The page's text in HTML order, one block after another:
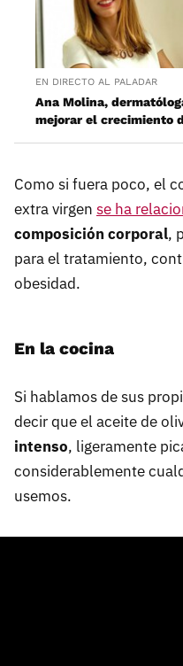
EN DIRECTO AL PALADAR
Ana Molina,
mejorar el crecimiento
Como si fuera poco, el
extra virgen se ha
composición corporal,
para el tratamiento,
obesidad.
En la cocina
Si hablamos de sus
decir que el aceite de
intenso, ligeramente
considerablemente
usemos.